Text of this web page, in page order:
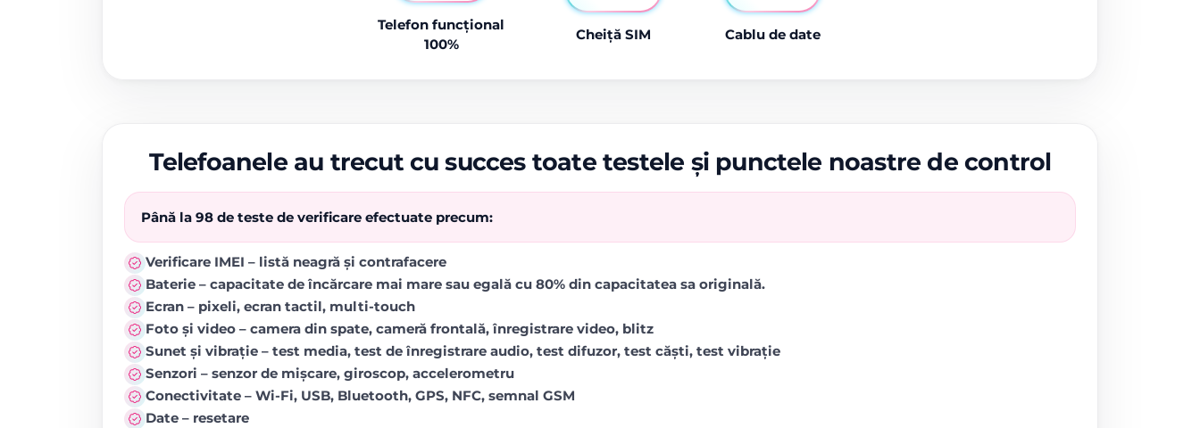
Telefon funcțional
100%
Cheiță SIM Cablu de date
Telefoanele au trecut cu succes toate testele și punctele noastre de control
Până la 98 de teste de verificare efectuate precum:
Verificare IMEI – listă neagră și contrafacere
Baterie – capacitate de încărcare mai mare sau egală cu 80% din capacitatea sa originală.
Ecran – pixeli, ecran tactil, multi-touch
Foto și video – camera din spate, cameră frontală, înregistrare video, blitz
Sunet și vibrație – test media, test de înregistrare audio, test difuzor, test căști, test vibrație
Senzori – senzor de mișcare, giroscop, accelerometru
Conectivitate – Wi-Fi, USB, Bluetooth, GPS, NFC, semnal GSM
Date – resetare